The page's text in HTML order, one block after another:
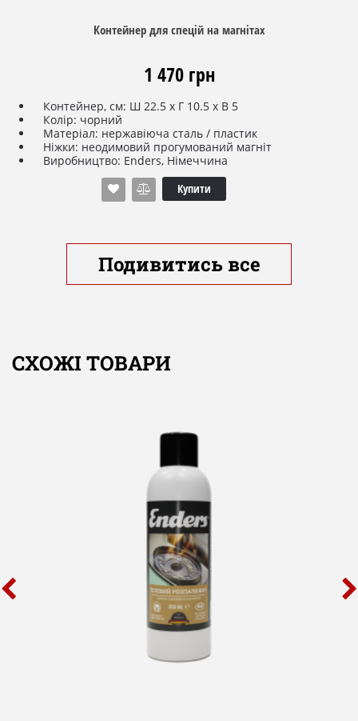
Контейнер для спецій на магнітах
1 470 грн
Контейнер, см: Ш 22.5 x Г 10.5 x В 5
Колір: чорний
Матеріал: нержавіюча сталь / пластик
Ніжки: неодимовий прогумований магніт
Виробництво: Enders, Німеччина
Купити
Подивитись все
СХОЖІ ТОВАРИ